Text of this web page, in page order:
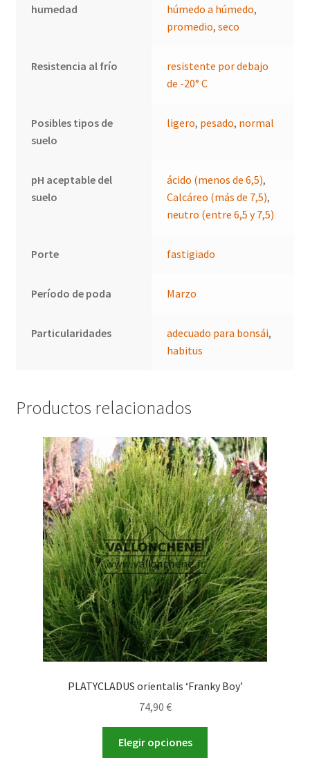
humedad
húmedo a húmedo,
promedio,seco
Resistencia al frío
resistente por debajo
de -20° C
Posibles tipos de
suelo
ligero, pesado, normal
pH aceptable del
suelo
ácido (menos de 6,5),
Calcáreo (más de 7,5),
neutro (entre 6,5 y 7,5)
Porte fastigiado
Período de poda Marzo
Particularidades adecuado para bonsái,
habitus
Productos relacionados
PLATYCLADUS orientalis ‘Franky Boy’
74,90 €
Elegir opciones